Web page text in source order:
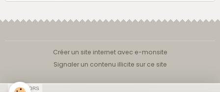
Créer un site internet avec e-monsite
Signaler un contenu illicite sur ce site
SPONSORS